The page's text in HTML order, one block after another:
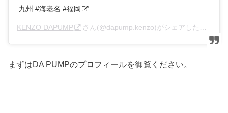
九州 #海老名 #福岡
KENZO DAPUMP さん(@dapump.kenzo)がシェアした投稿 –
まずはDA PUMPのプロフィールを御覧ください。